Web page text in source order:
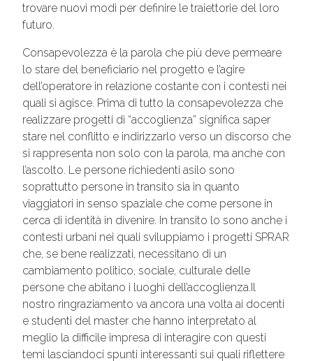
trovare nuovi modi per definire le traiettorie del loro
futuro.
Consapevolezza è la parola che più deve permeare
lo stare del beneficiario nel progetto e l’agire
dell’operatore in relazione costante con i contesti nei
quali si agisce. Prima di tutto la consapevolezza che
realizzare progetti di “accoglienza” significa saper
stare nel conflitto e indirizzarlo verso un discorso che
si rappresenta non solo con la parola, ma anche con
l’ascolto. Le persone richiedenti asilo sono
soprattutto persone in transito sia in quanto
viaggiatori in senso spaziale che come persone in
cerca di identità in divenire. In transito lo sono anche i
contesti urbani nei quali sviluppiamo i progetti SPRAR
che, se bene realizzati, necessitano di un
cambiamento politico, sociale, culturale delle
persone che abitano i luoghi dell’accoglienza.Il
nostro ringraziamento va ancora una volta ai docenti
e studenti del master che hanno interpretato al
meglio la difficile impresa di interagire con questi
temi lasciandoci spunti interessanti sui quali riflettere